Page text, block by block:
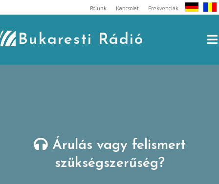
to
content
Rólunk Kapcsolat Frekvenciák
Bukaresti Rádió
Árulás vagy felismert
szükségszerűség?